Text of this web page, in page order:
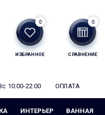
ИЗБРАННОЕ
0
СРАВНЕНИЕ
0
10:00-22:00 ОПЛАТА
ИНТЕРЬЕР ВАННАЯ